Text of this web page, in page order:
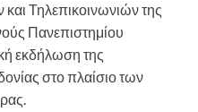
Τηλεπικοινωνιών της
Πανεπιστημίου
εκδήλωση της
στο πλαίσιο των